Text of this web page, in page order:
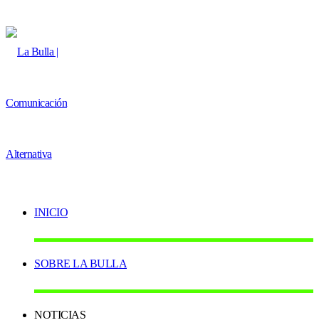
INICIO
SOBRE LA BULLA
NOTICIAS